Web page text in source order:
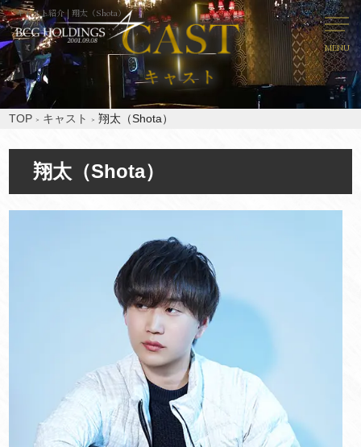
キャスト紹介 | 翔太（Shota）
MENU
TOP キャスト 翔太（Shota）
翔太（Shota）